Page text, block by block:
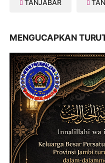
TANJABAR
MENGUCAPKAN